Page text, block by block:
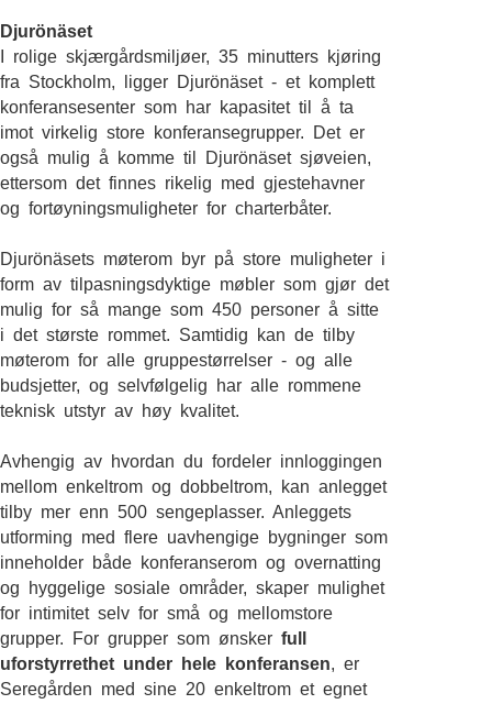
Djurönäset
I rolige skjærgårdsmiljøer, 35 minutters kjøring
fra Stockholm, ligger Djurönäset - et komplett
konferansesenter som har kapasitet til å ta
imot virkelig store konferansegrupper. Det er
også mulig å komme til Djurönäset sjøveien,
ettersom det finnes rikelig med gjestehavner
og fortøyningsmuligheter for charterbåter.
Djurönäsets møterom byr på store muligheter i
form av tilpasningsdyktige møbler som gjør det
mulig for så mange som 450 personer å sitte
i det største rommet. Samtidig kan de tilby
møterom for alle gruppestørrelser - og alle
budsjetter, og selvfølgelig har alle rommene
teknisk utstyr av høy kvalitet.
Avhengig av hvordan du fordeler innloggingen
mellom enkeltrom og dobbeltrom, kan anlegget
tilby mer enn 500 sengeplasser. Anleggets
utforming med flere uavhengige bygninger som
inneholder både konferanserom og overnatting
og hyggelige sosiale områder, skaper mulighet
for intimitet selv for små og mellomstore
grupper. For grupper som ønsker full
uforstyrrethet under hele konferansen, er
Seregården med sine 20 enkeltrom et egnet